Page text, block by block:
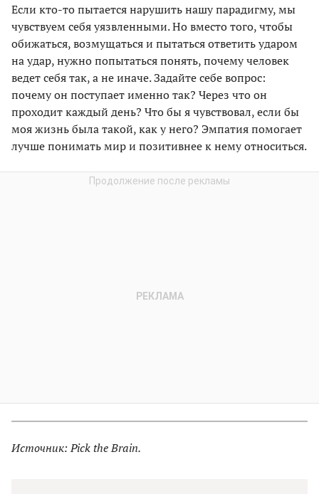
Если кто-то пытается нарушить нашу парадигму, мы
чувствуем себя уязвленными. Но вместо того, чтобы
обижаться, возмущаться и пытаться ответить ударом
на удар, нужно попытаться понять, почему человек
ведет себя так, а не иначе. Задайте себе вопрос:
почему он поступает именно так? Через что он
проходит каждый день? Что бы я чувствовал, если бы
моя жизнь была такой, как у него? Эмпатия помогает
лучше понимать мир и позитивнее к нему относиться.
Источник: Pick the Brain.